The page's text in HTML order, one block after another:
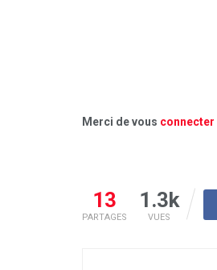
Merci de vous connecter
13
PARTAGES
1.3k
VUES